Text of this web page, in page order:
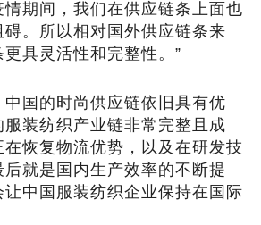
情期间，我们在供应链条上面也
。所以相对国外供应链条来
具灵活性和完整性。”
国的时尚供应链依旧具有优
装纺织产业链非常完整且成
恢复物流优势，以及在研发技
就是国内生产效率的不断提
中国服装纺织企业保持在国际